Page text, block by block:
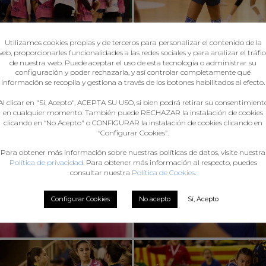
Utilizamos cookies propias y de terceros para personalizar el contenido de la
proporcionarles funcionalidades a las redes sociales y para analizar el
de nuestra web. Puede aceptar el uso de esta tecnología o administrar su
configuración y poder rechazarla, y así controlar completamente qué
información se recopila y gestiona a través de los botones habilitados al efecto.
clicar en "Sí, Acepto", ACEPTA SU USO, si bien podrá retirar su
en cualquier momento. También puede RECHAZAR la instalación de cookies
clicando en “No Acepto" o CONFIGURAR la instalación de cookies clicando en
“Configurar Cookies”.
Para obtener más información sobre nuestras políticas de datos, visite nuestra
Política de privacidad. Para obtener más información al respecto, puedes
consultar nuestra Política de Cookies.
Configurar Cookies No acepto Sí, Acepto